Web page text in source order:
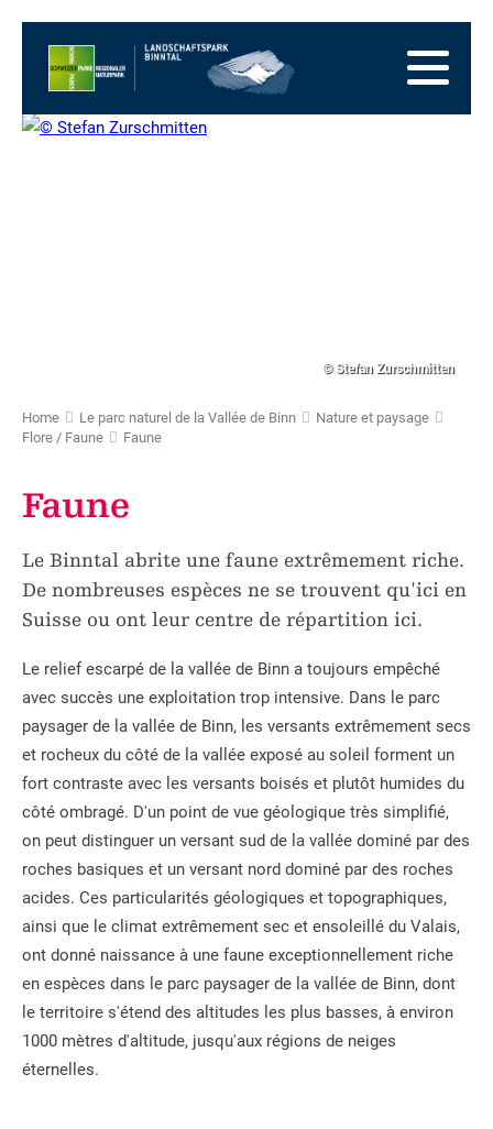
principale
contenu
Vers
© Stefan Zurschmitten
Home Le parc naturel de la Vallée de Binn
Nature et paysage
Flore / Faune
Faune
Faune
Le Binntal abrite une faune extrêmement riche.
De nombreuses espèces ne se trouvent qu'ici en
Suisse ou ont leur centre de répartition ici.
Le relief escarpé de la vallée de Binn a toujours empêché
avec succès une exploitation trop intensive. Dans le parc
paysager de la vallée de Binn, les versants extrêmement secs
et rocheux du côté de la vallée exposé au soleil forment un
fort contraste avec les versants boisés et plutôt humides du
côté ombragé. D'un point de vue géologique très simplifié,
on peut distinguer un versant sud de la vallée dominé par des
roches basiques et un versant nord dominé par des roches
acides. Ces particularités géologiques et topographiques,
ainsi que le climat extrêmement sec et ensoleillé du Valais,
ont donné naissance à une faune exceptionnellement riche
en espèces dans le parc paysager de la vallée de Binn, dont
le territoire s'étend des altitudes les plus basses, à environ
1000 mètres d'altitude, jusqu'aux régions de neiges
éternelles.